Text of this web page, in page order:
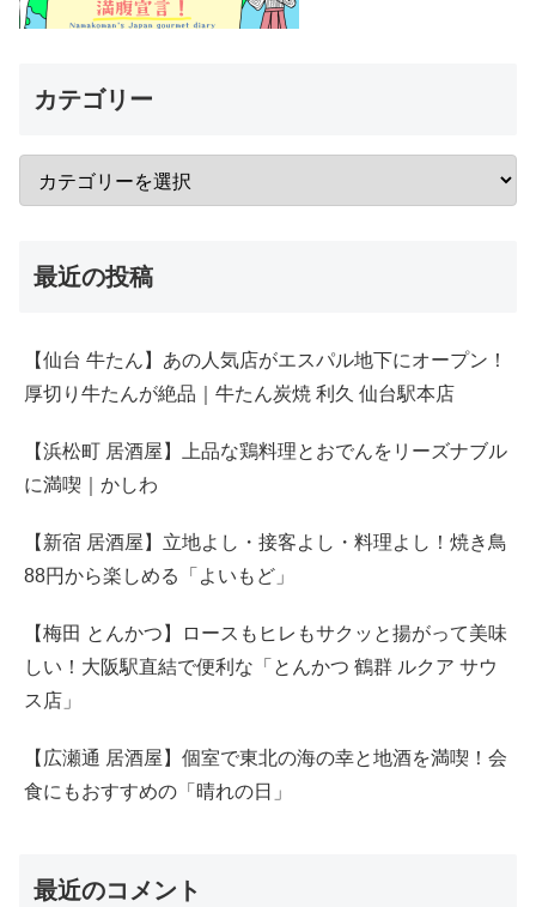
カテゴリー
最近の投稿
【仙台 牛たん】あの人気店がエスパル地下にオープン！
厚切り牛たんが絶品｜牛たん炭焼 利久 仙台駅本店
【浜松町 居酒屋】上品な鶏料理とおでんをリーズナブル
に満喫｜かしわ
【新宿 居酒屋】立地よし・接客よし・料理よし！焼き鳥
88円から楽しめる「よいもど」
【梅田 とんかつ】ロースもヒレもサクッと揚がって美味
しい！大阪駅直結で便利な「とんかつ 鶴群 ルクア サウ
ス店」
【広瀬通 居酒屋】個室で東北の海の幸と地酒を満喫！会
食にもおすすめの「晴れの日」
最近のコメント